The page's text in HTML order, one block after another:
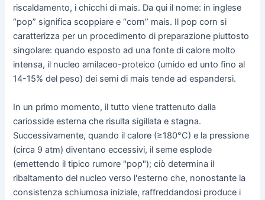
riscaldamento, i chicchi di mais. Da qui il nome: in inglese
“pop” significa scoppiare e “corn” mais. Il pop corn si
caratterizza per un procedimento di preparazione piuttosto
singolare: quando esposto ad una fonte di calore molto
intensa, il nucleo amilaceo-proteico (umido ed unto fino al
14-15% del peso) dei semi di mais tende ad espandersi.
In un primo momento, il tutto viene trattenuto dalla
cariosside esterna che risulta sigillata e stagna.
Successivamente, quando il calore (≥180°C) e la pressione
(circa 9 atm) diventano eccessivi, il seme esplode
(emettendo il tipico rumore "pop"); ciò determina il
ribaltamento del nucleo verso l'esterno che, nonostante la
consistenza schiumosa iniziale, raffreddandosi produce i